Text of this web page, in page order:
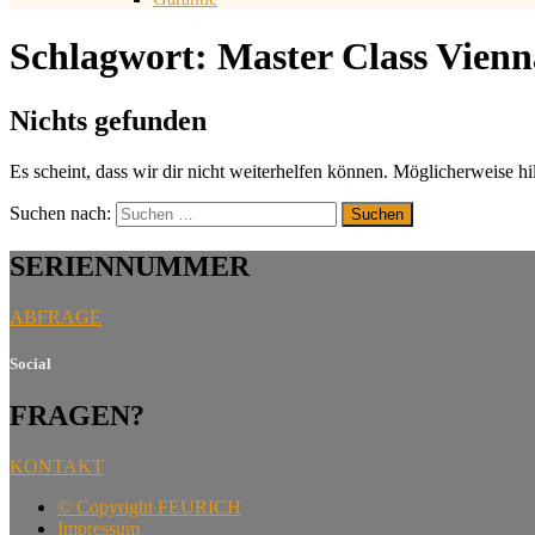
Schlagwort: Master Class
Nichts gefunden
Es scheint, dass wir dir nicht weiterhelfen können. Möglicherweise
Suchen nach:
SERIENNUMMER
ABFRAGE
Social
FRAGEN?
KONTAKT
© Copyright FEURICH
Impressum